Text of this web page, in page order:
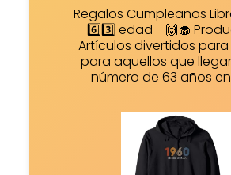
Regalos Cumpleaños
6️⃣3️⃣ edad - 🙌🧁
Artículos divertidos
para aquellos que
número de 63 años